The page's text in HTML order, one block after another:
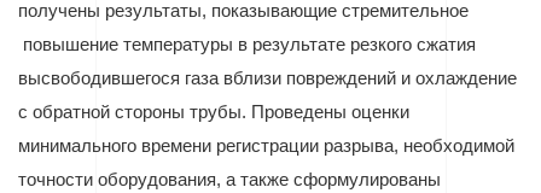
получены результаты, показывающие стремительное
повышение температуры в результате резкого сжатия
высвободившегося газа вблизи повреждений и охлаждение
с обратной стороны трубы. Проведены оценки
минимального времени регистрации разрыва, необходимой
точности оборудования, а также сформулированы